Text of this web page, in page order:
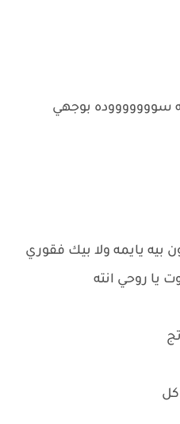
بوجهي
يايمه ولا بيك فقوري
يا روحي انته